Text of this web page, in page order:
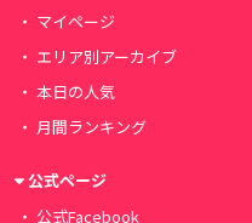
マイページ
エリア別アーカイブ
本日の人気
月間ランキング
公式ページ
公式Facebook